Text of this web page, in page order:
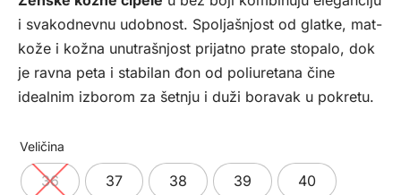
bila:
6990,00 рсд.
5592,00 рсд.
i svakodnevnu udobnost. Spoljašnjost od glatke, mat-
kože i kožna unutrašnjost prijatno prate stopalo, dok
je ravna peta i stabilan đon od poliuretana čine
idealnim izborom za šetnju i duži boravak u pokretu.
Veličina
36 37 38 39 40